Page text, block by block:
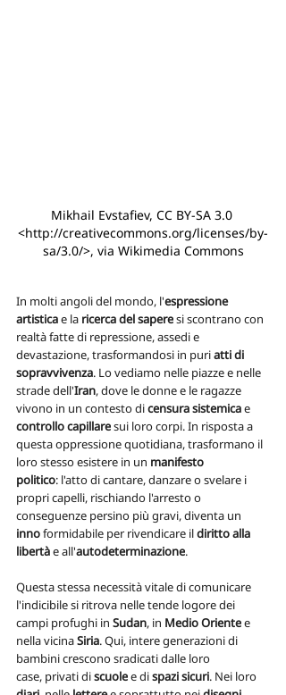
Mikhail Evstafiev, CC BY-SA 3.0
<http://creativecommons.org/licenses/by-
sa/3.0/>, via Wikimedia Commons
In molti angoli del mondo, l'espressione
artistica e la ricerca del sapere si scontrano con
realtà fatte di repressione, assedi e
devastazione, trasformandosi in puri atti di
sopravvivenza. Lo vediamo nelle piazze e nelle
strade dell'Iran, dove le donne e le ragazze
vivono in un contesto di censura sistemica e
controllo capillare sui loro corpi. In risposta a
questa oppressione quotidiana, trasformano il
loro stesso esistere in un manifesto
politico: l'atto di cantare, danzare o svelare i
propri capelli, rischiando l'arresto o
conseguenze persino più gravi, diventa un
inno formidabile per rivendicare il diritto alla
libertà e all'autodeterminazione.
Questa stessa necessità vitale di comunicare
l'indicibile si ritrova nelle tende logore dei
campi profughi in Sudan, in Medio Oriente e
nella vicina Siria. Qui, intere generazioni di
bambini crescono sradicati dalle loro
case, privati di scuole e di spazi sicuri. Nei loro